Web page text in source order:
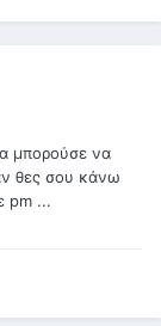
μπορούσε να
θες σου κάνω
pm ...